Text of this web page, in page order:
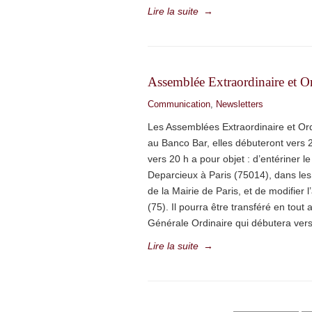
Lire la suite →
Assemblée Extraordinaire et
Communication, Newsletters
Les Assemblées Extraordinaire et
au Banco Bar, elles débuteront vers
vers 20 h a pour objet : d’entériner
Deparcieux à Paris (75014), dans
de la Mairie de Paris, et de modifier
(75). Il pourra être transféré en tout
Générale Ordinaire qui débutera
Lire la suite →